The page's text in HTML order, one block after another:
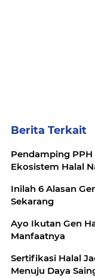
Berita Terkait
Pendamping
Ekosistem Halal
Inilah 6 Alasan
Sekarang
Ayo Ikutan Gen
Manfaatnya
Sertifikasi Halal
Menuju Daya